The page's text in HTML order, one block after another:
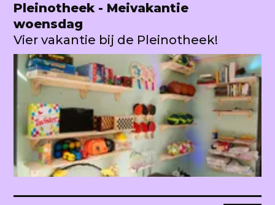
Pleinotheek - Meivakantie
woensdag
Vier vakantie bij de Pleinotheek!